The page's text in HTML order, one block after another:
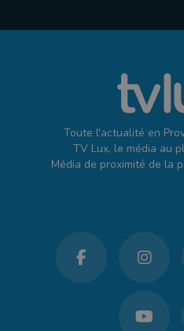
Toute l'actualité en
TV Lux, le média au
Média de proximité de la